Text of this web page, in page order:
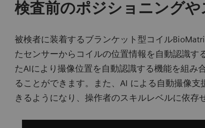
検査前のポジショニング
被検者に装着するブランケット型コイル
たセンサーからコイルの位置情報を自動認識す
たAIにより撮像位置を自動認識する機能を組み
ることができます。また、AI による自動撮像
きるようになり、操作者のスキルレベルに依存